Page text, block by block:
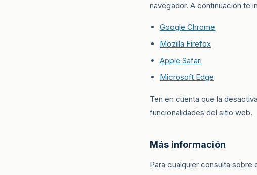
navegador. A continuación te
Google Chrome
Mozilla Firefox
Apple Safari
Microsoft Edge
Ten en cuenta que la
funcionalidades del sitio web.
Más información
Para cualquier consulta